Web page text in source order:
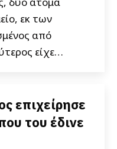
εκ των
από
είχε…
επιχείρησε
του έδινε